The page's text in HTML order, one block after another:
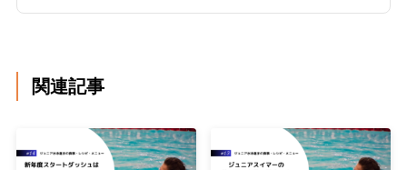
関連記事